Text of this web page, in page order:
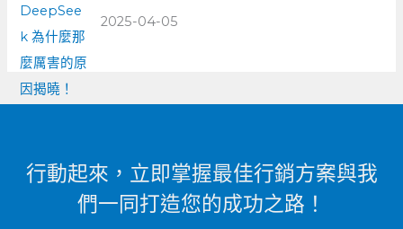
2025-04-05
行動起來，立即掌握最佳行銷方案與我
們一同打造您的成功之路！